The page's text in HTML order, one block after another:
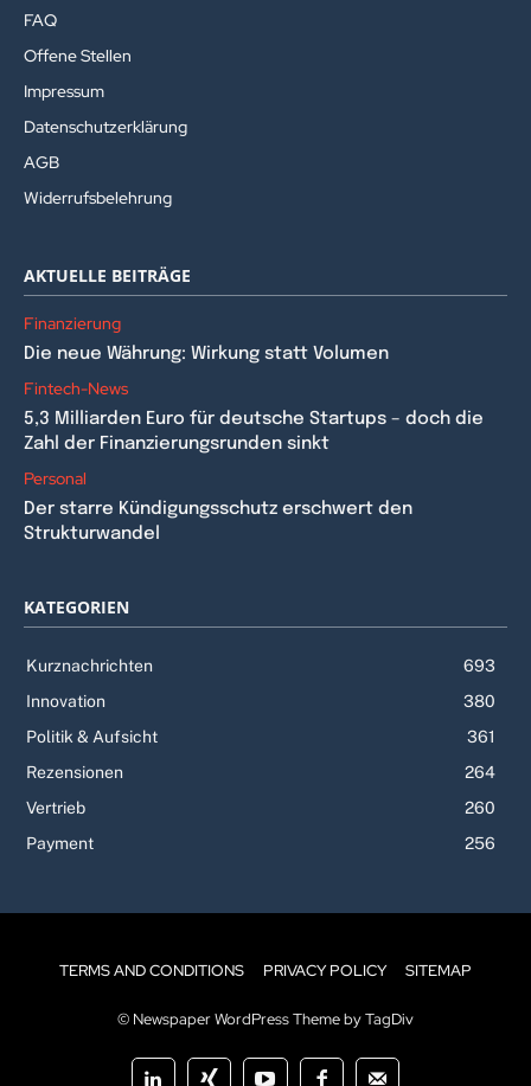
FAQ
Offene Stellen
Impressum
Datenschutzerklärung
AGB
Widerrufsbelehrung
AKTUELLE BEITRÄGE
Finanzierung
Die neue Währung: Wirkung statt Volumen
Fintech-News
5,3 Milliarden Euro für deutsche Startups – doch die
Zahl der Finanzierungsrunden sinkt
Personal
Der starre Kündigungsschutz erschwert den
Strukturwandel
KATEGORIEN
Kurznachrichten
693
Innovation
380
Politik & Aufsicht
361
Rezensionen
264
Vertrieb
260
Payment
256
TERMS AND CONDITIONS PRIVACY POLICY SITEMAP
© Newspaper WordPress Theme by TagDiv